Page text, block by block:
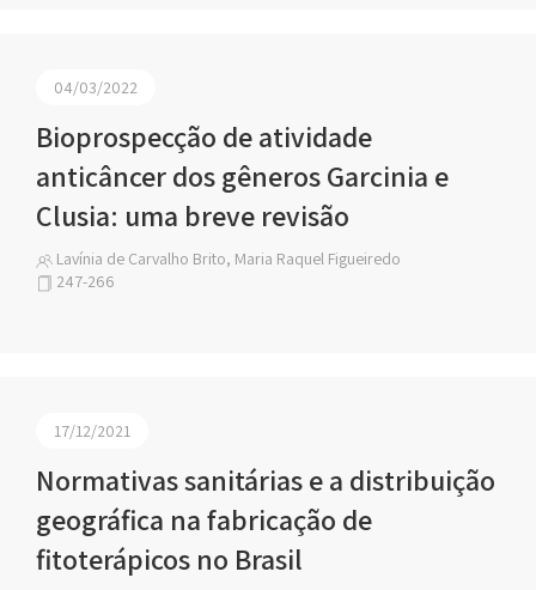
04/03/2022
Bioprospecção de atividade
anticâncer dos gêneros Garcinia e
Clusia: uma breve revisão
Lavínia de Carvalho Brito, Maria Raquel Figueiredo
247-266
17/12/2021
Normativas sanitárias e a distribuição
geográfica na fabricação de
fitoterápicos no Brasil